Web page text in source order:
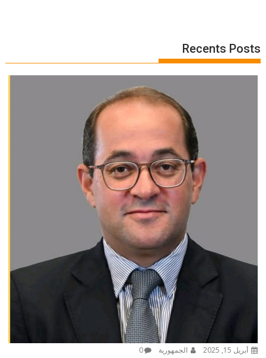
Recents Posts
أبريل 15, 2025 الجمهورية 0